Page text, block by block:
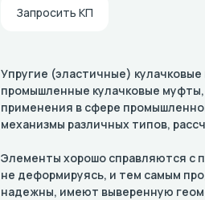
Запросить КП
Упругие (эластичные)
промышленные кулачковые
применения в сфере
механизмы различных типов,
Элементы хорошо справляются с
не деформируясь, и тем самым
надежны, имеют выверенную